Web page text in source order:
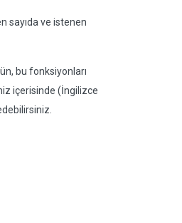
sayıda ve istenen
bu fonksiyonları
içerisinde (İngilizce